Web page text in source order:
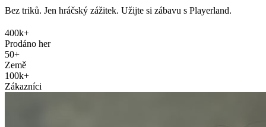
Bez triků. Jen hráčský zážitek. Užijte si zábavu s Playerland.
400k+
Prodáno her
50+
Země
100k+
Zákazníci